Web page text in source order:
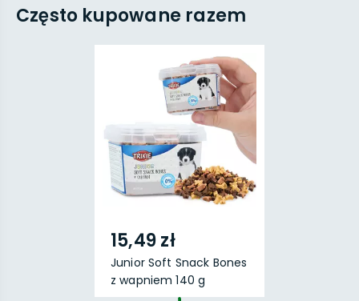
Często kupowane razem
15,49 zł
Junior Soft Snack Bones
z wapniem 140 g